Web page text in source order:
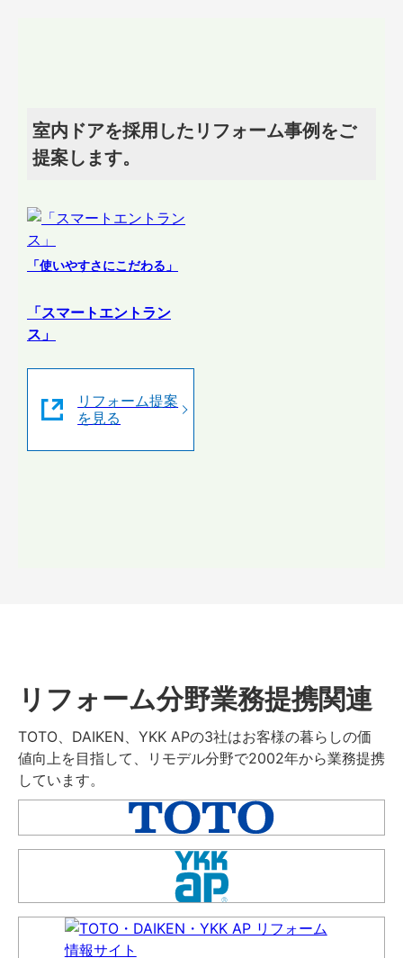
室内ドアを採用したリフォーム事例をご
提案します。
「使いやすさにこだわる」
「スマートエントラン
ス」
リフォーム提案
を見る
リフォーム分野業務提携関連
TOTO、DAIKEN、YKK APの3社はお客様の暮らしの価
値向上を目指して、リモデル分野で2002年から業務提携
しています。